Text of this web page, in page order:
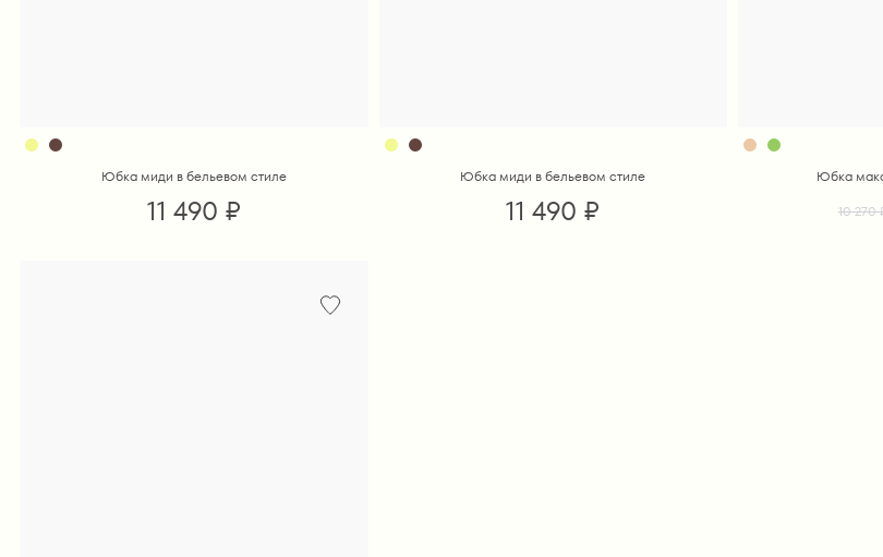
Юбка миди в бельевом стиле
11 490 ₽
Юбка миди в бельевом стиле
11 490 ₽
Юбка
10 270